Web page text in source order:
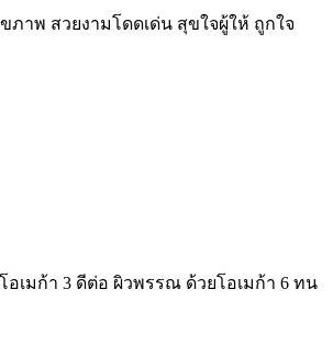
าพ สวยงามโดดเด่น สุขใจผู้ให้ ถูกใจ
เมก้า 3 ดีต่อ ผิวพรรณ ด้วยโอเมก้า 6 ทน